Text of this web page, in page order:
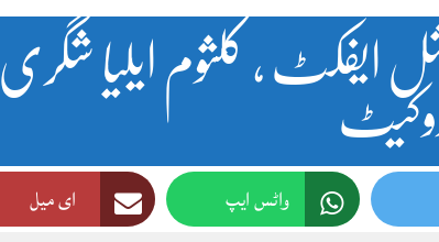
ایفکٹ , کلثوم ایلیا شگری
واٹس ایپ ای میل